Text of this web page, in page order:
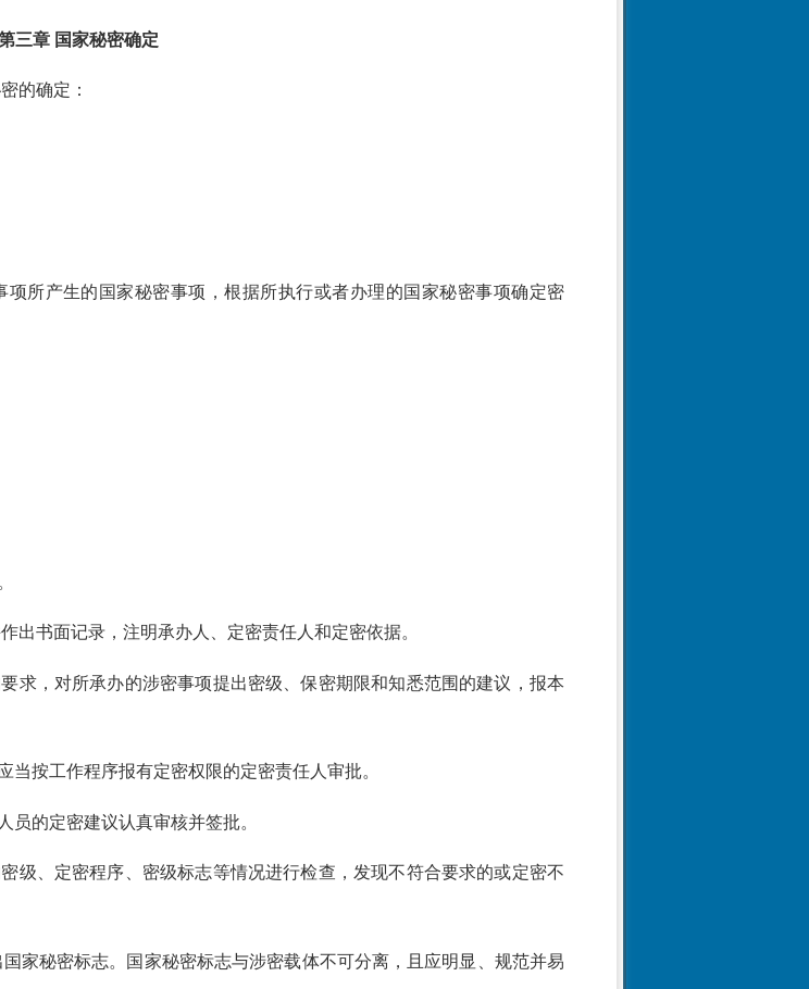
三章 国家秘密确定
的确定：
项所产生的国家秘密事项，根据所执行或者办理的国家秘密事项确定密
出书面记录，注明承办人、定密责任人和定密依据。
求，对所承办的涉密事项提出密级、保密期限和知悉范围的建议，报本
按工作程序报有定密权限的定密责任人审批。
员的定密建议认真审核并签批。
级、定密程序、密级标志等情况进行检查，发现不符合要求的或定密不
家秘密标志。国家秘密标志与涉密载体不可分离，且应明显、规范并易